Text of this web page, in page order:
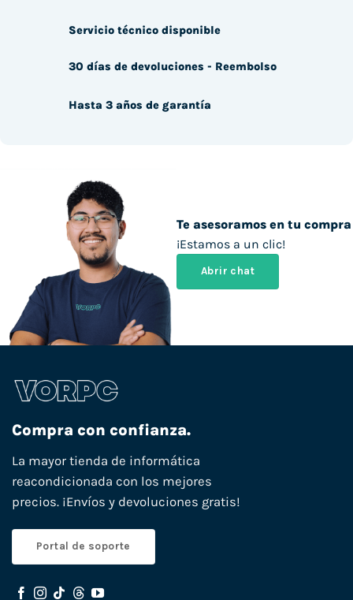
Te asesoramos en tu compra
¡Estamos a un clic!
Abrir chat
Servicio técnico disponible
30 días de devoluciones - Reembolso
Hasta 3 años de garantía
Compra con confianza.
La mayor tienda de informática
reacondicionada con los mejores
precios. ¡Envíos y devoluciones gratis!
Portal de soporte